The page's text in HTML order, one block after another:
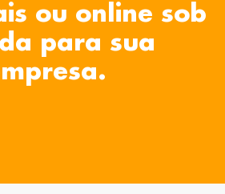
ou online sob
para sua